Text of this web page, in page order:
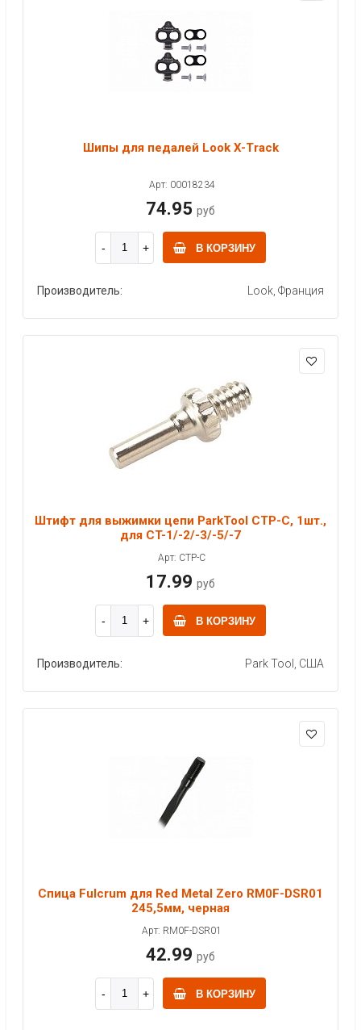
Шипы для педалей Look X-Track
Арт: 00018234
74.95 руб
В КОРЗИНУ
Производитель: Look, Франция
Штифт для выжимки цепи ParkTool CTP-C, 1шт.,
для CT-1/-2/-3/-5/-7
Арт: CTP-C
17.99 руб
В КОРЗИНУ
Производитель: Park Tool, США
Спица Fulcrum для Red Metal Zero RM0F-DSR01
245,5мм, черная
Арт: RM0F-DSR01
42.99 руб
В КОРЗИНУ